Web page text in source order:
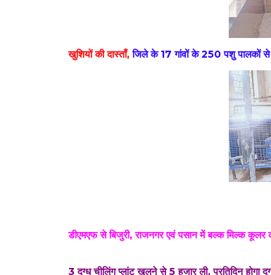
खुशियों की दास्ताँ, जिले के 17 गांवों के 250 पशु पालकों से
डीएमएफ से बिजुरी, राजनगर एवं पसान में बल्क मिल्क
3 दुग्ध चीलिंग प्लांट खुलने से 5 हजार ली. प्रतिदिन होगा